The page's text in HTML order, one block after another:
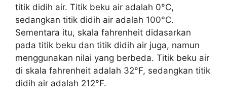
titik didih air. Titik beku air adalah 0°C,
sedangkan titik didih air adalah 100°C.
Sementara itu, skala fahrenheit didasarkan
pada titik beku dan titik didih air juga, namun
menggunakan nilai yang berbeda. Titik beku air
di skala fahrenheit adalah 32°F, sedangkan titik
didih air adalah 212°F.